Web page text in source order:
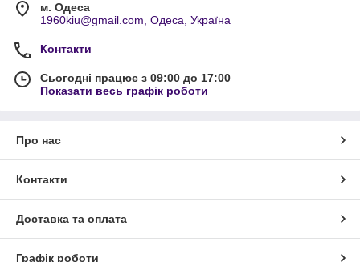
м. Одеса
1960kiu@gmail.com, Одеса, Україна
Контакти
Сьогодні працює з 09:00 до 17:00
Показати весь графік роботи
Про нас
Контакти
Доставка та оплата
Графік роботи